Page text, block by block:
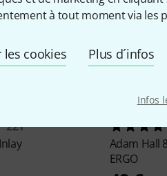
à tout moment via les
les cookies Plus d´infos
Infos
221
Adam Hall
ERGO